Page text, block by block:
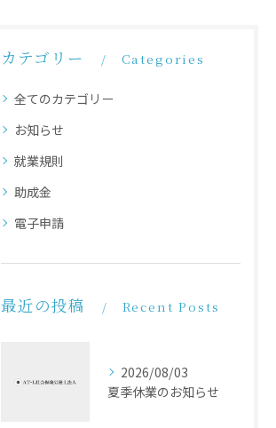
カテゴリー Categories
全てのカテゴリー
お知らせ
就業規則
助成金
電子申請
最近の投稿 Recent Posts
2026/08/03
夏季休業のお知らせ